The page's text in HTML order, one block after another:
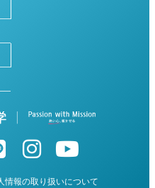
情報の取り扱いについて